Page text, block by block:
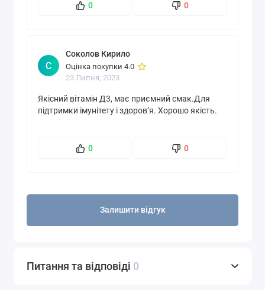
0 0
С
Соколов Кирило
Оцінка покупки 4.0
23 Липня, 2023
Якісний вітамін Д3, має приємний смак.Для
підтримки імунітету і здоров‘я. Хорошо якість.
0 0
Залишити відгук
Питання та відповіді 0